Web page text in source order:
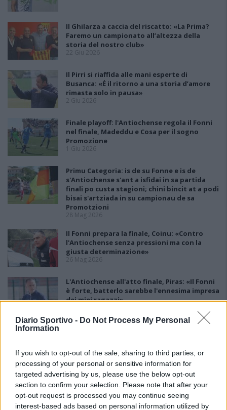
Diario Sportivo - Do Not Process My Personal
Information
If you wish to opt-out of the sale, sharing to third parties, or
processing of your personal or sensitive information for
targeted advertising by us, please use the below opt-out
section to confirm your selection. Please note that after your
opt-out request is processed you may continue seeing
interest-based ads based on personal information utilized by
Il Ghilarza a caccia del riscatto: «La Prima?
Faremo un campionato all’altezza della
storia del nostro club»
22 Giu 2026
Il Pirri si riaffida alle mani esperte di
Busanca: «Ė il ritorno a una storia d’amore
rimasta solo in pausa»
2 Giu 2026
Finale playoff: l'Antiochense regola il Fonni
nel finale, Madeddu e Cosa per il sogno
Promozione
1 Giu 2026
Primu Categoria: is de su Fonne e is de
s'Antiochense s'ant a isfidai in sa partida
finali po custa stagioni; chini bincit at a podi
bisai s'artziada in su campionau de sa
Promotzioni
28 Mag 2026
Il Fonni prepara la finale, Coinu: «Contro
l'Antiochense senza pressioni ma con la
giusta determinazione»
26 Mag 2026
L'Antiochense all'atto finale, Piras: «Il Fonni
è forte, batterlo sarebbe l'ennesima impresa
dei miei ragazzi»
25 Mag 2026